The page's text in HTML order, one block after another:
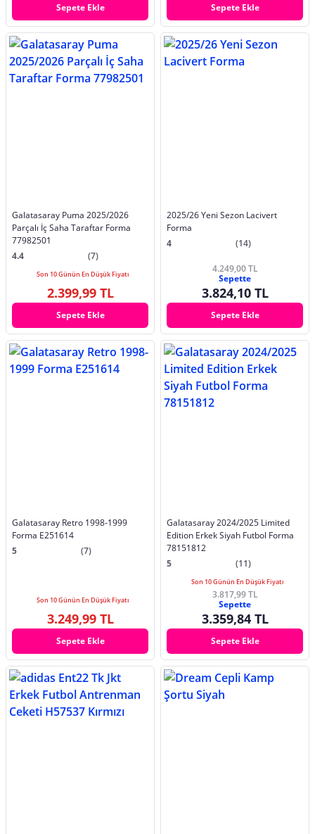
Sepete Ekle Sepete Ekle
Galatasaray Puma 2025/2026
Parçalı İç Saha Taraftar Forma
77982501
4.4
(7)
Son 10 Günün En Düşük Fiyatı
2.399,99 TL
Sepete Ekle
2025/26 Yeni Sezon Lacivert
Forma
4
(14)
4.249,00 TL
Sepette
3.824,10 TL
Sepete Ekle
Galatasaray Retro 1998-1999
Forma E251614
5
(7)
Son 10 Günün En Düşük Fiyatı
3.249,99 TL
Sepete Ekle
Galatasaray 2024/2025 Limited
Edition Erkek Siyah Futbol Forma
78151812
5
(11)
Son 10 Günün En Düşük Fiyatı
3.817,99 TL
Sepette
3.359,84 TL
Sepete Ekle